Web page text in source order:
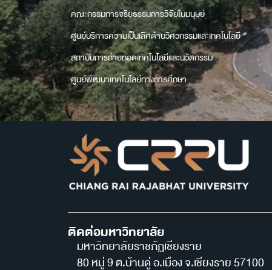
คณะกรรมการจริยธรรมการวิจัยในมนุษย์
ศูนย์บริการความเป็นเลิศด้านวิศวกรรมและเทคโนโลยี
สถาบันการถ่ายทอดเทคโนโลยีและนวัตกรรม
ศูนย์พัฒนาเทคโนโลยีทางการศึกษา
ติดต่อมหาวิทยาลัย
มหาวิทยาลัยราชภัฏเชียงราย
80 หมู่ 9 ต.บ้านดู่ อ.เมือง จ.เชียงราย 57100